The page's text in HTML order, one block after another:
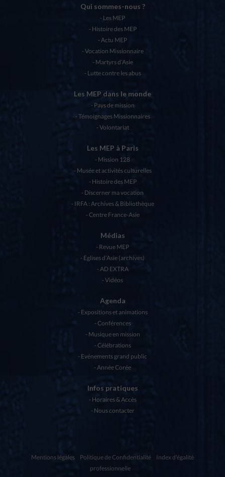
Qui sommes-nous ?
Les MEP
Histoire des MEP
Actu MEP
Vocation Missionnaire
Martyrs d’Asie
Lutte contre les abus
Les MEP dans le monde
Pays de mission
Témoignages Missionnaires
Volontariat
Les MEP à Paris
Mission 128
Musée et activités culturelles
Histoire des MEP
Discerner ma vocation
IRFA : Archives & Bibliothèque
Centre France-Asie
Médias
Revue MEP
Eglises d’Asie (archives)
AD EXTRA
Vidéos
Agenda
Expositions et animations
Conférences
Musique en mission
Célébrations
Evénements grand public
Année Corée
Infos pratiques
Horaires & Accès
Nous contacter
Mentions légales Politique de Confidentialité
Index d'égalité
professionnelle